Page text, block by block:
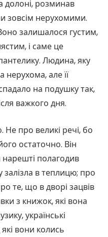
розминав
зовсім нерухомими.
залишалося густим,
і саме це
Людина, яку
нерухома, але її
на подушку так,
важкого дня.
Не про великі речі, бо
остаточно. Він
нарешті полагодив
в теплицю; про
те, що в дворі зацвів
з книжок, які вона
українські
які вони колись